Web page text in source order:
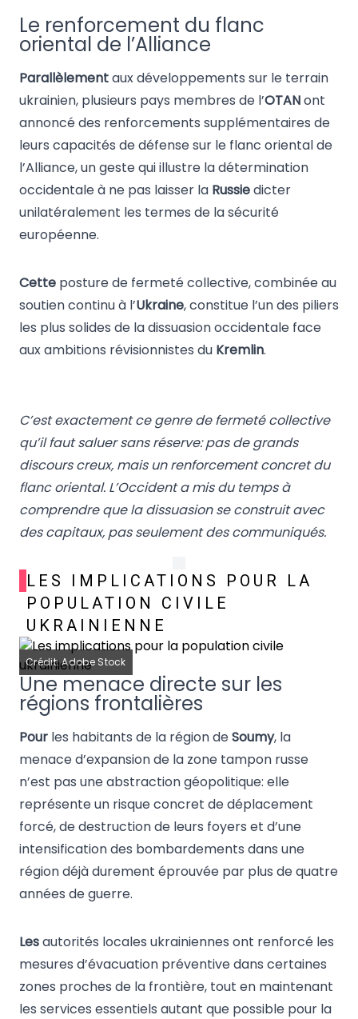
Le renforcement du flanc
oriental de l’Alliance
Parallèlementaux développements sur le terrain
ukrainien, plusieurs pays membres de l’OTANont
annoncé des renforcements supplémentaires de
leurs capacités de défense sur le flanc oriental de
l’Alliance, un geste qui illustre la détermination
occidentale à ne pas laisser la Russiedicter
unilatéralement les termes de la sécurité
européenne.
Cette posture de fermeté collective, combinée au
soutien continu à l’Ukraine, constitue l’un des piliers
les plus solides de la dissuasion occidentale face
aux ambitions révisionnistes du Kremlin.
C’est exactement ce genre de fermeté collective
qu’il faut saluer sans réserve: pas de grands
discours creux, mais un renforcement concret du
flanc oriental. L’Occident a mis du temps à
comprendre que la dissuasion se construit avec
des capitaux, pas seulement des communiqués.
LES IMPLICATIONS POUR LA
POPULATION CIVILE
UKRAINIENNE
Crédit: Adobe Stock
Une menace directe sur les
régions frontalières
Pour les habitants de la région deSoumy, la
menace d’expansion de la zone tampon russe
n’est pas une abstraction géopolitique: elle
représente un risque concret de déplacement
forcé, de destruction de leurs foyers et d’une
intensification des bombardements dans une
région déjà durement éprouvée par plus de quatre
années de guerre.
Lesautorités locales ukrainiennes ont renforcé les
mesures d’évacuation préventive dans certaines
zones proches de la frontière, tout en maintenant
les services essentiels autant que possible pour la